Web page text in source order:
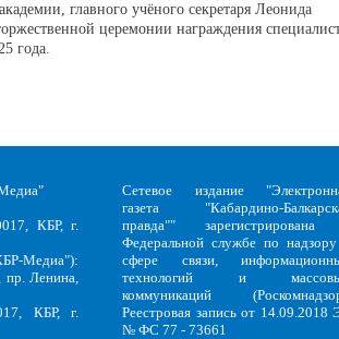
главного учёного секретаря Леонида
церемонии награждения
года.
КБР, г.
Медиа"):
пр. Ленина,
КБР, г.
Сетевое издание
газета "Кабардино-
правда""
Федеральной службе по
сфере связи,
технологий и
коммуникаций
Реестровая запись от 14.09.2018
№ ФС 77 - 73661